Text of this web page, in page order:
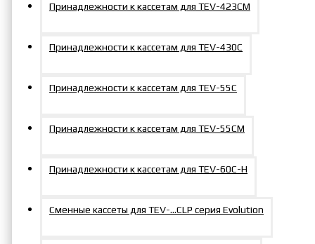
Принадлежности к кассетам для TEV-423СM
Принадлежности к кассетам для TEV-430C
Принадлежности к кассетам для TEV-55C
Принадлежности к кассетам для TEV-55СM
Принадлежности к кассетам для TEV-60С-Н
Сменные кассеты для TEV-…CLP серия Evolution